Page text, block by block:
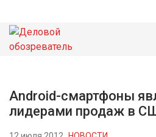
НОВОСТИ
Android-смартфоны
лидерами продаж в